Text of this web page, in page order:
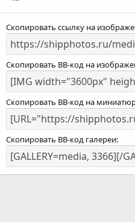
Скопировать ссылку на
Скопировать BB-код на
Скопировать BB-код на
Скопировать BB-код галереи